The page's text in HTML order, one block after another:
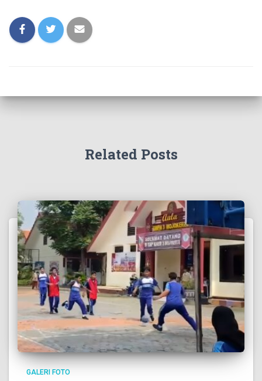
Related Posts
GALERI FOTO